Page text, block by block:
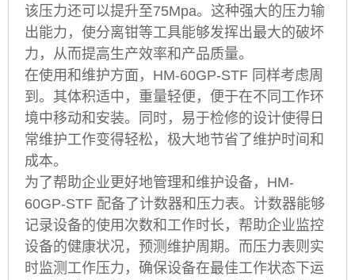
该压力还可以提升至75Mpa。这种强大的压力输
出能力，使分离钳等工具能够发挥出最大的破坏
力，从而提高生产效率和产品质量。
在使用和维护方面，HM-60GP-STF 同样考虑周
到。其体积适中，重量轻便，便于在不同工作环
境中移动和安装。同时，易于检修的设计使得日
常维护工作变得轻松，极大地节省了维护时间和
成本。
为了帮助企业更好地管理和维护设备，HM-
60GP-STF 配备了计数器和压力表。计数器能够
记录设备的使用次数和工作时长，帮助企业监控
设备的健康状况，预测维护周期。而压力表则实
时监测工作压力，确保设备在最佳工作状态下运